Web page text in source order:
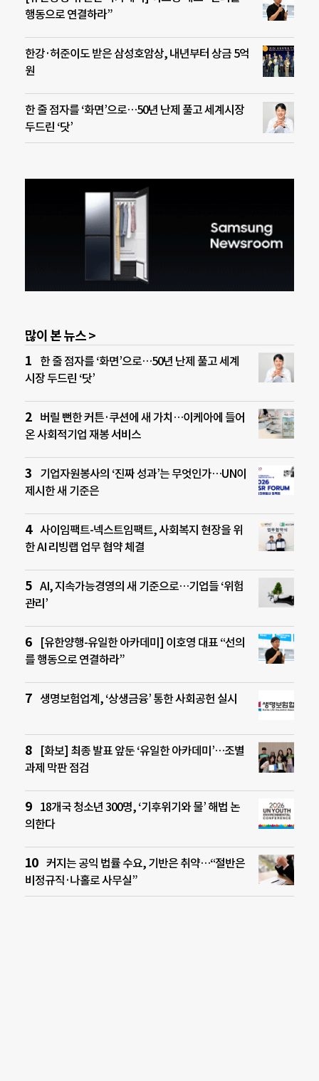
행동으로 연결하라”
한강·허준이도 받은 삼성호암상, 내년부터 상금 5억
원
한 줄 점자를 ‘화면’으로…50년 난제 풀고 세계시장
두드린 ‘닷’
많이 본 뉴스 >
한 줄 점자를 ‘화면’으로…50년 난제 풀고 세계
시장 두드린 ‘닷’
버릴 뻔한 커튼·쿠션에 새 가치…이케아에 들어
온 사회적기업 재봉 서비스
기업자원봉사의 ‘진짜 성과’는 무엇인가…UN이
제시한 새 기준은
사이임팩트-넥스트임팩트, 사회복지 현장을 위
한 AI 리빙랩 업무 협약 체결
AI, 지속가능경영의 새 기준으로…기업들 ‘위험
관리’
[유한양행-유일한 아카데미] 이호영 대표 “선의
를 행동으로 연결하라”
생명보험업계, ‘상생금융’ 통한 사회공헌 실시
[화보] 최종 발표 앞둔 ‘유일한 아카데미’…조별
과제 막판 점검
18개국 청소년 300명, ‘기후위기와 물’ 해법 논
의한다
커지는 공익 법률 수요, 기반은 취약…“절반은
비정규직·나홀로 사무실”